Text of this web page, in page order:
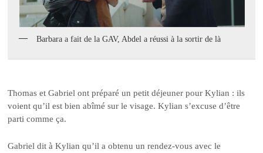
Barbara a fait de la GAV, Abdel a réussi à la sortir de là
Thomas et Gabriel ont préparé un petit déjeuner pour Kylian : ils
voient qu’il est bien abîmé sur le visage. Kylian s’excuse d’être
parti comme ça.
Gabriel dit à Kylian qu’il a obtenu un rendez-vous avec le